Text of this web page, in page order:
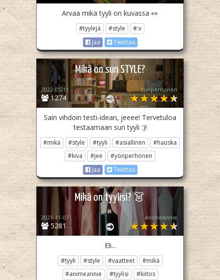
Arvaa mikä tyyli on kuvassa 👀
#tyylejä #style
#:v
Jaa
Twiittaa
Mikä on sun STYLE?
1274
2022-03-11 Yönperhonen
Sain vihdoin testi-idean, jeeee! Tervetuloa
testaamaan sun tyyli :)!
#mikä #style #tyyli #asiallinen
#hauska
#kiva
#jee
#yönperhonen
Jaa
Twiittaa
Mikä on tyylisi? 👗
5281
2021-11-07 AnimeAnnie
Eli...
#tyyli #style #vaatteet
#mikä
#animeannie
#tyylisi
#kiitos